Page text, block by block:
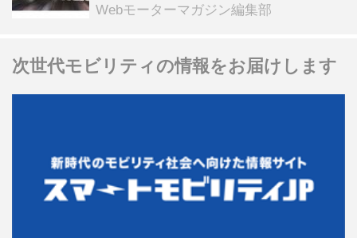
る抽選企画などを展開
Webモーターマガジン編集部
次世代モビリティの情報をお届けします